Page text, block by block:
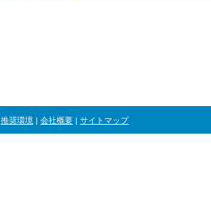
推奨環境 | 会社概要 | サイトマップ